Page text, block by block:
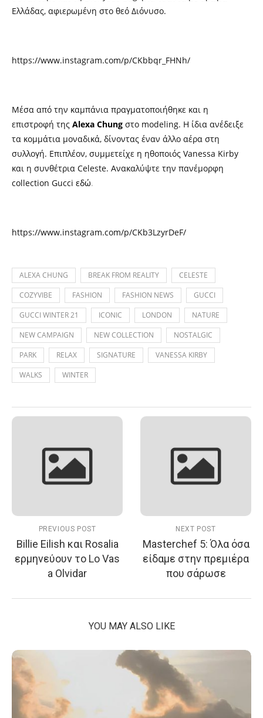
Ελλάδας, αφιερωμένη στο θεό Διόνυσο.
https://www.instagram.com/p/CKbbqr_FHNh/
Μέσα από την καμπάνια πραγματοποιήθηκε και η
επιστροφή της Alexa Chung στο modeling. Η ίδια ανέδειξε
τα κομμάτια μοναδικά, δίνοντας έναν άλλο αέρα στη
συλλογή. Επιπλέον, συμμετείχε η ηθοποιός Vanessa Kirby
και η συνθέτρια Celeste. Ανακαλύψτε την πανέμορφη
collection Gucci εδώ.
https://www.instagram.com/p/CKb3LzyrDeF/
ALEXA CHUNG BREAK FROM REALITY
CELESTE
COZYVIBE
FASHION FASHION NEWS
GUCCI
GUCCI WINTER 21
ICONIC LONDON
NATURE
NEW CAMPAIGN
NEW COLLECTION
NOSTALGIC
PARK
RELAX SIGNATURE
VANESSA KIRBY
WALKS
WINTER
PREVIOUS POST
Billie Eilish και Rosalia
ερμηνεύουν το Lo Vas
a Olvidar
NEXT POST
Masterchef 5: Όλα όσα
είδαμε στην πρεμιέρα
που σάρωσε
YOU MAY ALSO LIKE